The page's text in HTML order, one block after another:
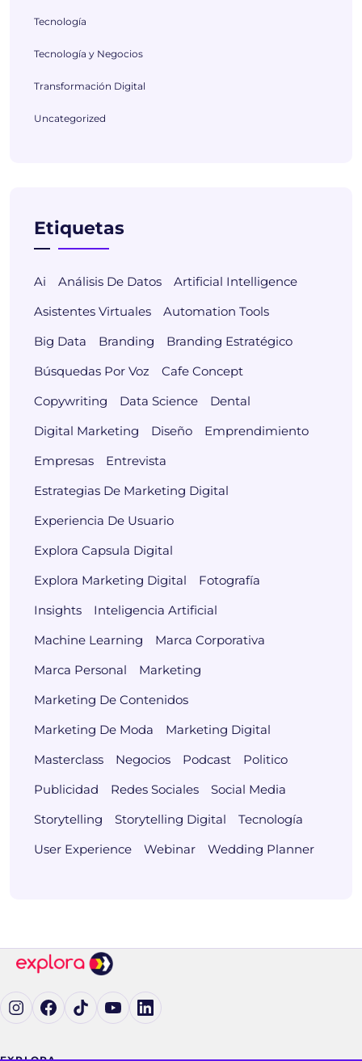
Tecnología
Tecnología y Negocios
Transformación Digital
Uncategorized
Etiquetas
Ai Análisis De Datos
Artificial Intelligence
Asistentes Virtuales
Automation Tools
Big Data
Branding
Branding Estratégico
Búsquedas Por Voz
Cafe Concept
Copywriting
Data Science
Dental
Digital Marketing
Diseño
Emprendimiento
Empresas
Entrevista
Estrategias De Marketing Digital
Experiencia De Usuario
Explora Capsula Digital
Explora Marketing Digital
Fotografía
Insights
Inteligencia Artificial
Machine Learning
Marca Corporativa
Marca Personal
Marketing
Marketing De Contenidos
Marketing De Moda
Marketing Digital
Masterclass
Negocios Podcast
Politico
Publicidad
Redes Sociales
Social Media
Storytelling
Storytelling Digital
Tecnología
User Experience
Webinar Wedding Planner
Ig (se abre en una pestaña nueva)
Fb (se abre en una pestaña nueva)
tK (se abre en una pestaña nueva)
yT (se abre en una pestaña nueva)
in (se abre en una pestaña nueva)